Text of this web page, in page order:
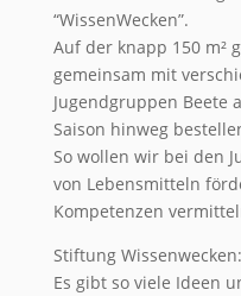
“WissenWecken”.
Auf der knapp 150 m²
gemeinsam mit
Jugendgruppen Beete
Saison hinweg
So wollen wir bei den
von Lebensmitteln
Kompetenzen
Stiftung Wissenwecken:
Es gibt so viele Ideen